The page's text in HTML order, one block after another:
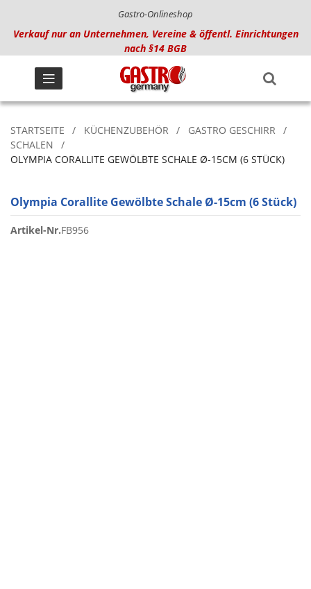
Gastro-Onlineshop
Verkauf nur an Unternehmen, Vereine & öffentl. Einrichtungen
nach §14 BGB
STARTSEITE KÜCHENZUBEHÖR
GASTRO GESCHIRR
SCHALEN
OLYMPIA CORALLITE GEWÖLBTE SCHALE Ø-15CM (6 STÜCK)
Olympia Corallite Gewölbte Schale Ø-15cm (6 Stück)
Artikel-Nr.FB956